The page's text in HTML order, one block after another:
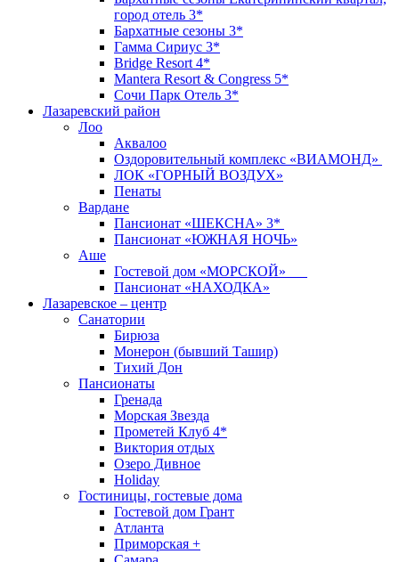
город отель 3*
Бархатные сезоны 3*
Гамма Сириус 3*
Bridge Resort 4*
Mantera Resort & Congress 5*
Сочи Парк Отель 3*
Лазаревский район
Лоо
Аквалоо
Оздоровительный комплекс «ВИАМОНД»
ЛОК «ГОРНЫЙ ВОЗДУХ»
Пенаты
Вардане
Пансионат «ШЕКСНА» 3*
Пансионат «ЮЖНАЯ НОЧЬ»
Аше
Гостевой дом «МОРСКОЙ»
Пансионат «НАХОДКА»
Лазаревское – центр
Санатории
Бирюза
Монерон (бывший Ташир)
Тихий Дон
Пансионаты
Гренада
Морская Звезда
Прометей Клуб 4*
Виктория отдых
Озеро Дивное
Holiday
Гостиницы, гостевые дома
Гостевой дом Грант
Атланта
Приморская +